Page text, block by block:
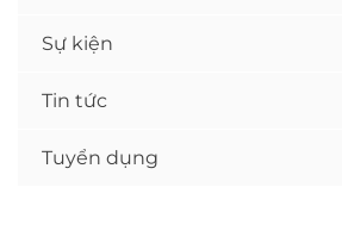
Sự kiện
Tin tức
Tuyển dụng